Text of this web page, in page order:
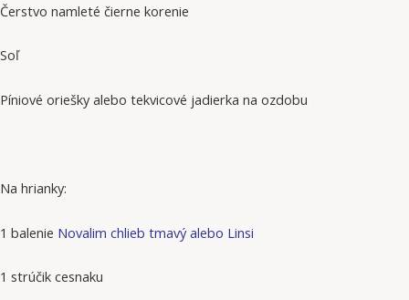
Čerstvo namleté čierne korenie
Soľ
Píniové oriešky alebo tekvicové jadierka na ozdobu
Na hrianky:
1 balenie Novalim chlieb tmavý alebo Linsi
1 strúčik cesnaku